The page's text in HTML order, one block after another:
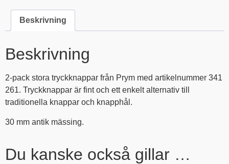
Beskrivning
Beskrivning
2-pack stora tryckknappar från Prym med artikelnummer 341
261. Tryckknappar är fint och ett enkelt alternativ till
traditionella knappar och knapphål.
30 mm antik mässing.
Du kanske också gillar …